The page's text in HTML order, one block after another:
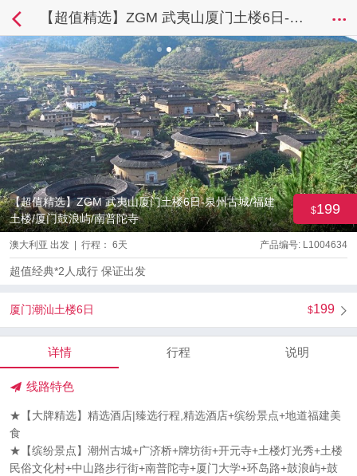
【超值精选】ZGM 武夷山厦门土楼6日-泉州古城/福建土楼/厦门鼓浪屿/南普陀寺
【超值精选】ZGM 武夷山厦门土楼6日-泉州古城/福建
土楼/厦门鼓浪屿/南普陀寺
199
产品编号: L1004634
澳大利亚 出发 | 行程： 6天
超值经典*2人成行 保证出发
199
厦门潮汕土楼6日
详情 行程 说明
线路特色
★【大牌精选】精选酒店|臻选行程,精选酒店+缤纷景点+地道福建美
食
★【缤纷景点】潮州古城+广济桥+牌坊街+开元寺+土楼灯光秀+土楼
民俗文化村+中山路步行街+南普陀寺+厦门大学+环岛路+鼓浪屿+鼓